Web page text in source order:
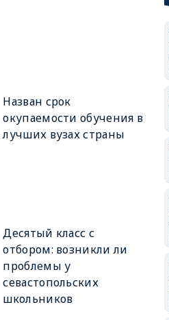
Назван срок
окупаемости обучения в
лучших вузах страны
Десятый класс с
отбором: возникли ли
проблемы у
севастопольских
школьников